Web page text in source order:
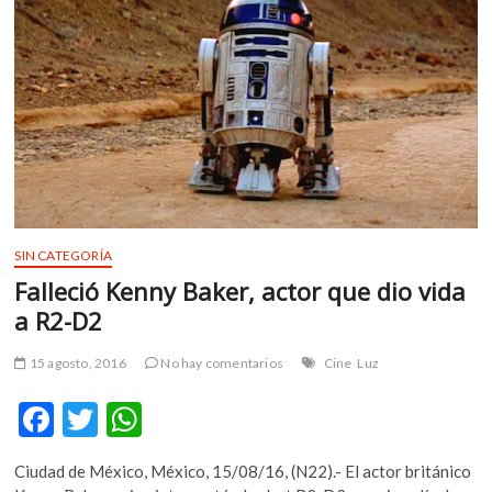
Ópera
de
Sídney
SIN CATEGORÍA
Falleció Kenny Baker, actor que dio vida
a R2-D2
15 agosto, 2016 No hay comentarios Cine Luz
F
T
Ciudad de México, México, 15/08/16, (N22).- El actor británico